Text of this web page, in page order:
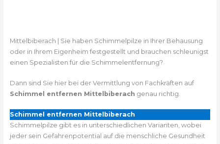
Mittelbiberach | Sie haben Schimmelpilze in Ihrer Behausung
oder in Ihrem Eigenheim festgestellt und brauchen schleunigst
einen Spezialisten für die Schimmelentfernung?
Dann sind Sie hier bei der Vermittlung von Fachkräften auf
Schimmel entfernen Mittelbiberach genau richtig.
Schimmel entfernen Mittelbiberach
Schimmelpilze gibt es in unterschiedlichen Varianten, wobei
jeder sein Gefahrenpotential auf die menschliche Gesundheit